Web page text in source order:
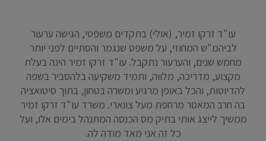
עו"ד זרקו זמיר, (אולי) בתקדים משפטי, הגישה ערעור
לביהמ"ש המחוזי, על משפט שנגמר והסתיים לפני יותר
מחמש שנים, והערעור נתקבל. עו"ד זרקו זמיר הינה בעלת
מקצוע, מדריכה, מלווה, ותמיד משקיעה בלהסביר בשפה
להדיוטות, והכל באופן מרגיע ומשרה בטחון, בתוך סיטואציה
בה חרב המאסר מרחפת מעל צווארי. משרד עו"ד זרקו זמיר
ממשיך לייצג אותי בתיק מס הכנסה המתנהל בימים אלו, ועל
כל זה אני מאד מודה לה.